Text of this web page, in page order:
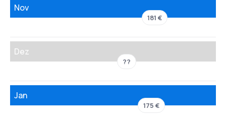
Nov
181 €
Dez
??
Jan
175 €